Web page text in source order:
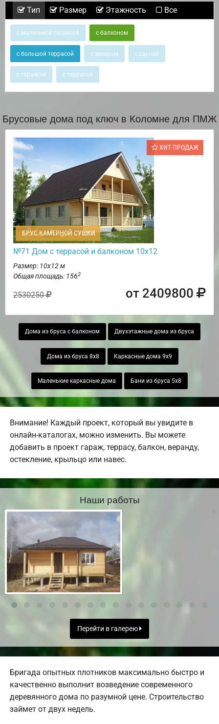
Тип Размер Этажность Все
с маленькой террасой с балконом
с большой террасой с эркером с сауной
с гаражом с террасой
Брусовые дома под ключ в Коломне для ПМЖ
ХИТ ПРОДАЖ
БРУС КАМЕРНОЙ СУШКИ
№71 Дом с террасой и балконом 10х12
Размер: 10х12 м
Общая площадь: 1562
2530250 от 2409800
Дома из бруса с балконом Двухэтажные дома из бруса
Дома из бруса 8х8 Каркасные дома 9х9
Маленькие каркасные дома Бани из бруса 5х8
Внимание! Каждый проект, который вы увидите в
онлайн-каталогах, можно изменить. Вы можете
добавить в проект гараж, террасу, балкон, веранду,
остекление, крыльцо или навес.
Наши работы
Перейти в галерею
Бригада опытных плотников максимально быстро и
качественно выполнит возведение современного
деревянного дома по разумной цене. Строительство
займет от двух недель.